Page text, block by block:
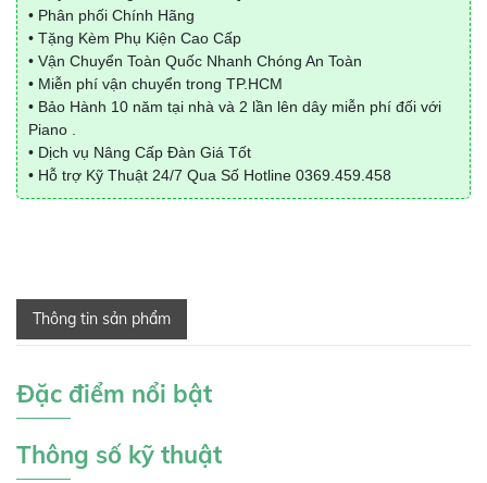
• Phân phối Chính Hãng
• Tặng Kèm Phụ Kiện Cao Cấp
• Vận Chuyển Toàn Quốc Nhanh Chóng An Toàn
• Miễn phí vận chuyển trong TP.HCM
• Bảo Hành 10 năm tại nhà và 2 lần lên dây miễn phí đối với
Piano .
• Dịch vụ Nâng Cấp Đàn Giá Tốt
• Hỗ trợ Kỹ Thuật 24/7 Qua Số Hotline 0369.459.458
Thông tin sản phẩm
Đặc điểm nổi bật
Thông số kỹ thuật